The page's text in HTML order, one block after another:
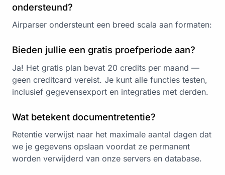
ondersteund?
Airparser ondersteunt een breed scala aan formaten:
Bieden jullie een gratis proefperiode aan?
Ja! Het gratis plan bevat 20 credits per maand —
geen creditcard vereist. Je kunt alle functies testen,
inclusief gegevensexport en integraties met derden.
Wat betekent documentretentie?
Retentie verwijst naar het maximale aantal dagen dat
we je gegevens opslaan voordat ze permanent
worden verwijderd van onze servers en database.